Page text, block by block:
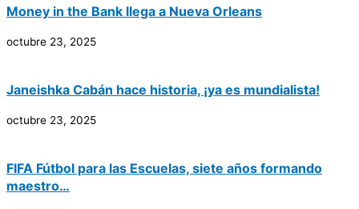
Money in the Bank llega a Nueva Orleans
octubre 23, 2025
Janeishka Cabán hace historia, ¡ya es mundialista!
octubre 23, 2025
FIFA Fútbol para las Escuelas, siete años formando
maestro…